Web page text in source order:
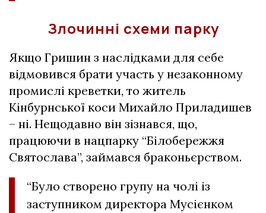
Злочинні схеми парку
Якщо Гришин з наслідками для себе
відмовився брати участь у незаконному
промислі креветки, то житель
Кінбурнської коси Михайло Приладишев
– ні. Нещодавно він зізнався, що,
працюючи в нацпарку “Білобережжя
Святослава”, займався браконьєрством.
“Було створено групу на чолі із
заступником директора Мусієнком